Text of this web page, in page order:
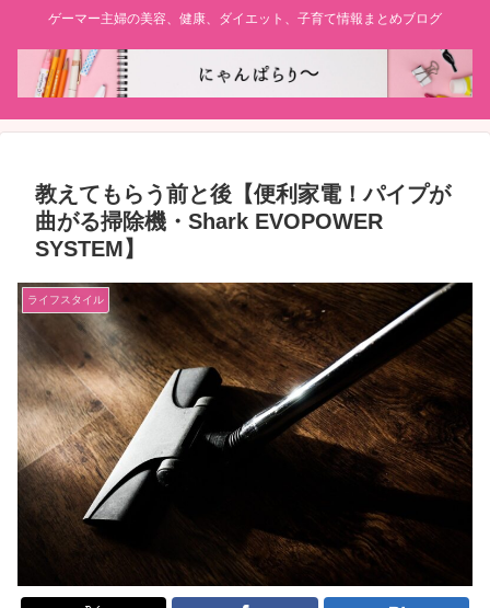
ゲーマー主婦の美容、健康、ダイエット、子育て情報まとめブログ
教えてもらう前と後【便利家電！パイプが
曲がる掃除機・Shark EVOPOWER
SYSTEM】
ライフスタイル